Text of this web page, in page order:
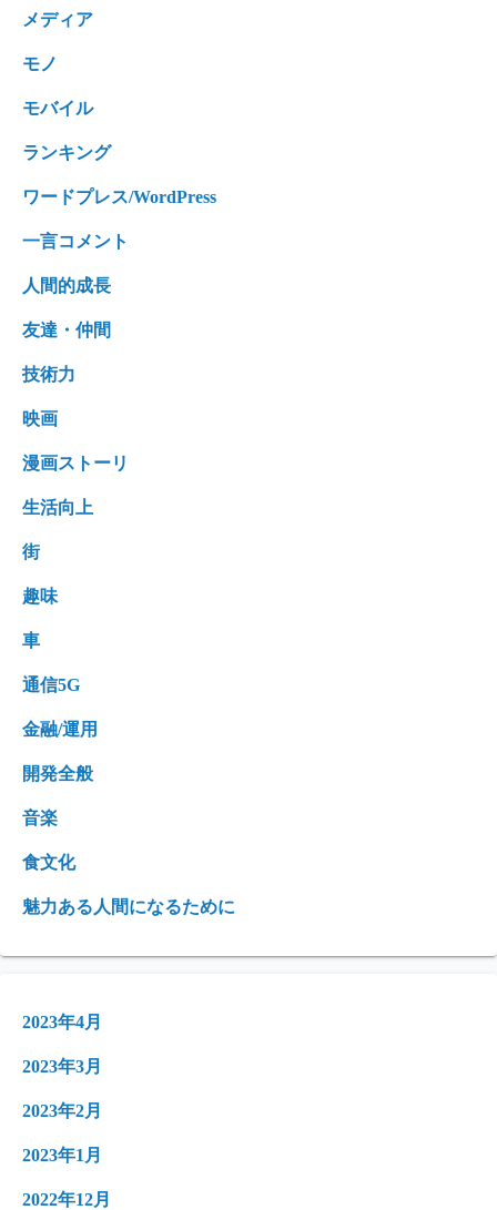
メディア
モノ
モバイル
ランキング
ワードプレス/WordPress
一言コメント
人間的成長
友達・仲間
技術力
映画
漫画ストーリ
生活向上
街
趣味
車
通信5G
金融/運用
開発全般
音楽
食文化
魅力ある人間になるために
2023年4月
2023年3月
2023年2月
2023年1月
2022年12月